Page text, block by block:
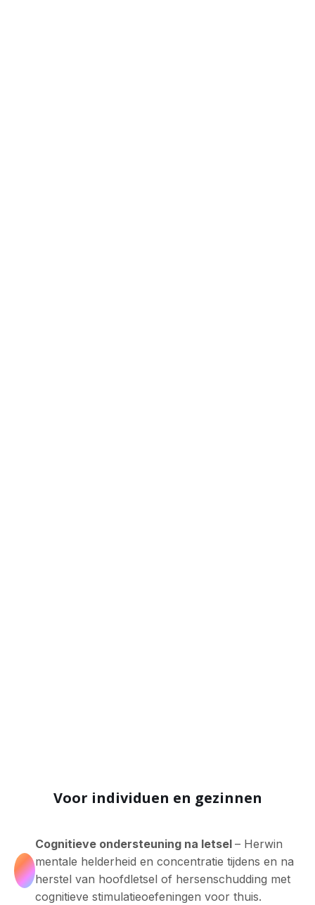
Voor individuen en gezinnen
Cognitieve ondersteuning na letsel – Herwin
mentale helderheid en concentratie tijdens en na
herstel van hoofdletsel of hersenschudding met
cognitieve stimulatieoefeningen voor thuis.